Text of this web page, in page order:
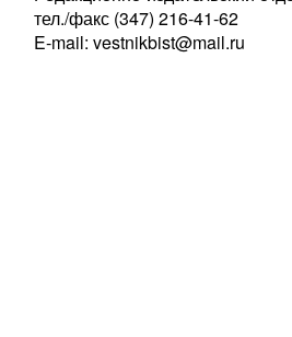
тел./факс (347) 216-41-62
E-mail: vestnikbist@mail.ru